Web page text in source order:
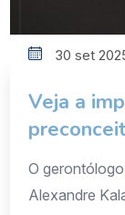
30 set
Veja a
O
Alexandre